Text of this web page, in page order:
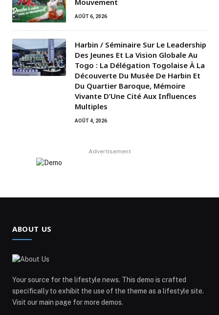
Mouvement
AOÛT 6, 2026
Harbin / Séminaire Sur Le Leadership
Des Jeunes Et La Vision Globale Au
Togo : La Délégation Togolaise À La
Découverte Du Musée De Harbin Et
Du Quartier Baroque, Mémoire
Vivante D’Une Cité Aux Influences
Multiples
AOÛT 4, 2026
Advertisement
ABOUT US
Your source for the lifestyle news. This demo is crafted
specifically to exhibit the use of the theme as a lifestyle site.
Visit our main page for more demos.